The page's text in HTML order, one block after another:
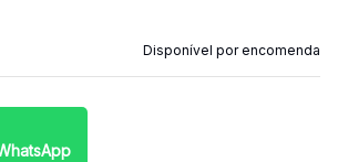
Disponível por encomenda